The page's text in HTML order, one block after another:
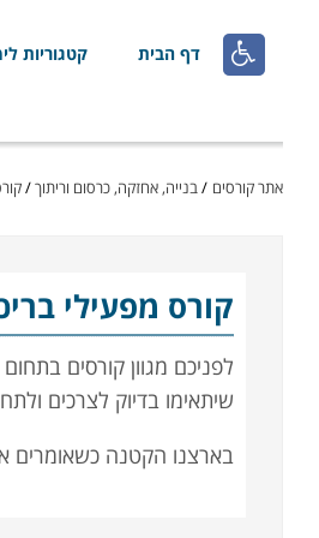
 דף הבית קטגוריות
אתר קורסים /בנייה, אחזקה, כרסום וריתוך/
קורס מפעילי
לפניכם מגוון קורסים
שיתאימו בדיוק לצרכים
בארצנו הקטנה כשאומרים
שזמני הנסיעה וההגעה